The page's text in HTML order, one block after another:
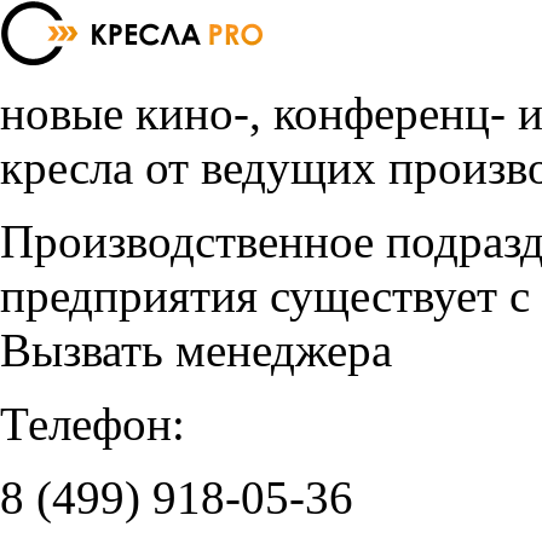
новые кино-, конференц-
кресла от ведущих
Производственное
предприятия существует
Вызвать менеджера
Телефон:
8 (499) 918-05-36